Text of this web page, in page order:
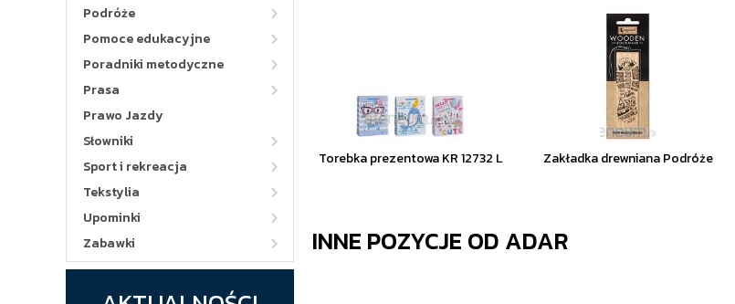
Podróże
Pomoce edukacyjne
Poradniki metodyczne
Prasa
Prawo Jazdy
Słowniki
Sport i rekreacja
Tekstylia
Upominki
Zabawki
Torebka prezentowa KR 12732 L Zakładka drewniana Podróże
INNE POZYCJE OD ADAR